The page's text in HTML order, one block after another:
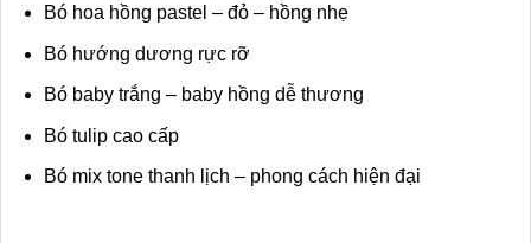
Bó hoa hồng pastel – đỏ – hồng nhẹ
Bó hướng dương rực rỡ
Bó baby trắng – baby hồng dễ thương
Bó tulip cao cấp
Bó mix tone thanh lịch – phong cách hiện đại